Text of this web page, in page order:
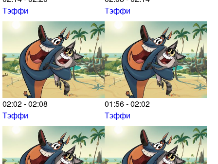
Тэффи
Тэффи
02:02 - 02:08
Тэффи
01:56 - 02:02
Тэффи